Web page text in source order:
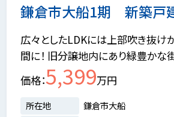
鎌倉市大船1期 新築
広々としたLDKには上部吹き抜け
間に！ 旧分譲地内にあり緑豊かな
価格 5,399万円
所在地
鎌倉市大船